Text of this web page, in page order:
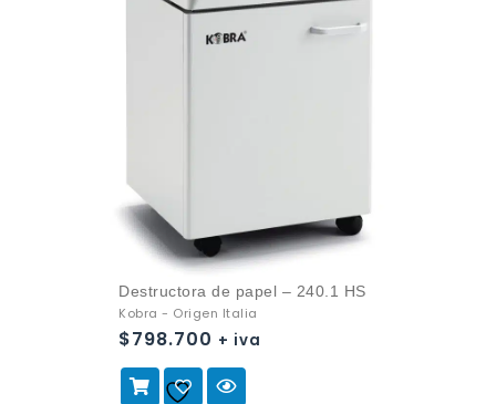
Destructora de papel – 240.1 HS
Kobra - Origen Italia
$798.700 + iva